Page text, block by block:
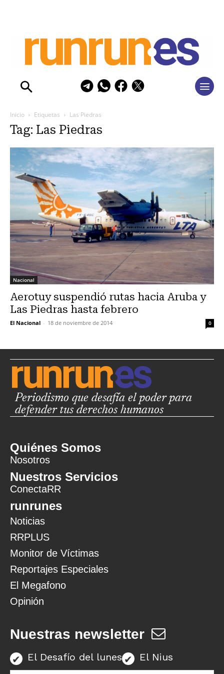
Inicio Etiquetas Las Piedras
Tag: Las Piedras
Nacional
Aerotuy suspendió rutas hacia Aruba y
Las Piedras hasta febrero
El Nacional - 18 de noviembre de 2014 0
Periodismo que desafía el poder para
defender tus derechos humanos
Quiénes Somos
Nosotros
Nuestros Servicios
ConectaRR
runrunes
Noticias
RRPLUS
Monitor de Víctimas
Reportajes Especiales
El Megafono
Opinión
Nuestras newsletter
El Desafío del lunes El Nius